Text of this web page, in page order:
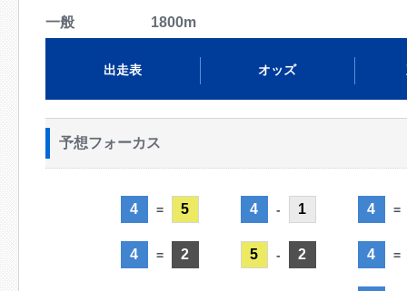
一般 1800m
出走表 オッズ
予想フォーカス
4 = 5
4 = 2
4 - 1
5 - 2
4 =
4 =